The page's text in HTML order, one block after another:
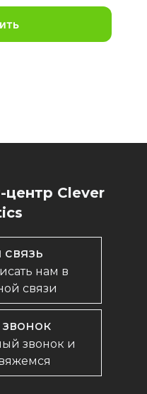
центр Clever
нам в
связи
звонок и